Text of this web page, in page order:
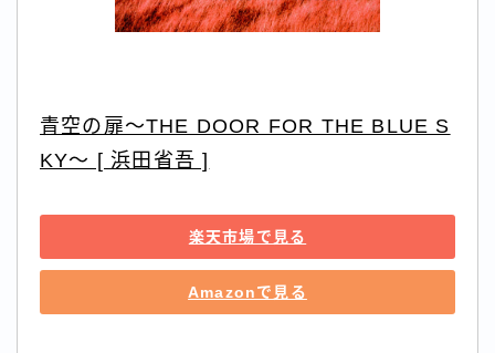
青空の扉～THE DOOR FOR THE BLUE S
KY～ [ 浜田省吾 ]
楽天市場で見る
Amazonで見る